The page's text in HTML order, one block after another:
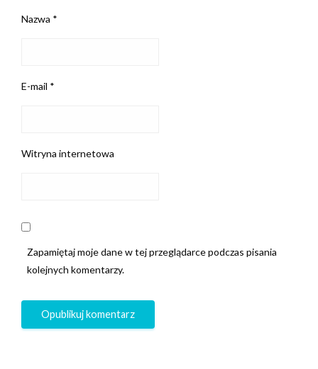
Nazwa *
E-mail *
Witryna internetowa
Zapamiętaj moje dane w tej przeglądarce podczas pisania
kolejnych komentarzy.